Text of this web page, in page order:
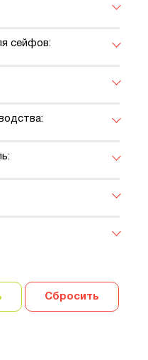
сейфов:
Сбросить